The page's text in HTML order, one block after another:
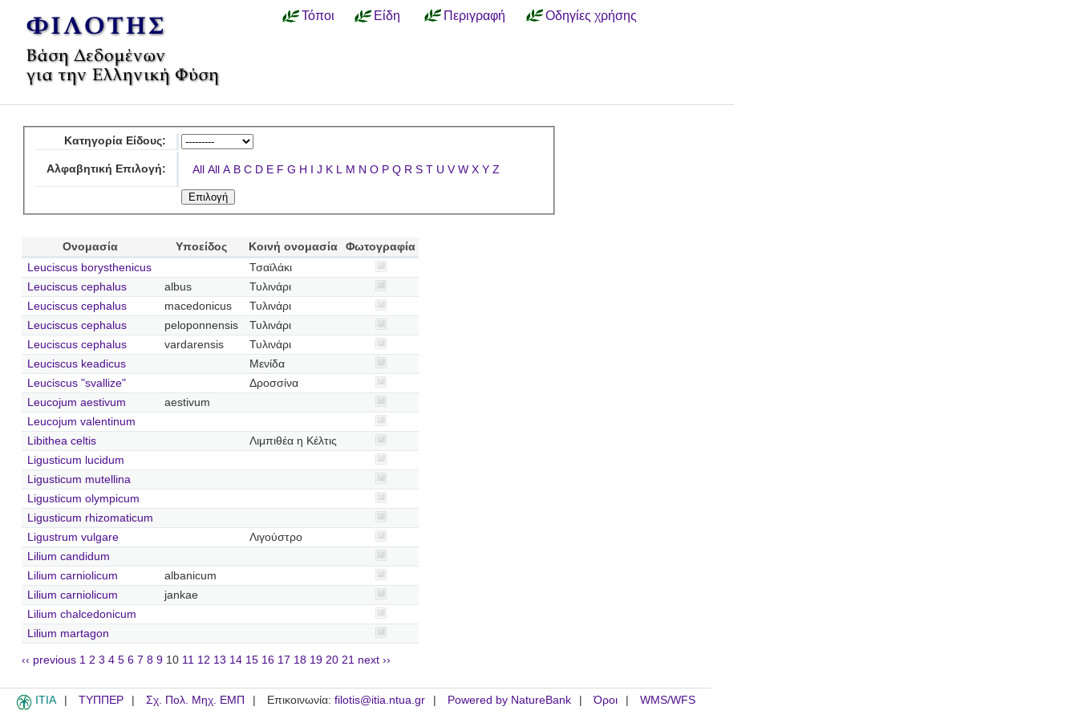
Τόποι Είδη Περιγραφή Οδηγίες χρήσης
Κατηγορία Είδους:
Αλφαβητική Επιλογή: All All A B C D E F G H I J K L M N O P Q R S T U V W X Y Z
Ονομασία Υποείδος Κοινή ονομασία
Φωτογραφία
Leuciscus borysthenicus
Τσαϊλάκι
Leuciscus cephalus
albus
Τυλινάρι
Leuciscus cephalus
macedonicus
Τυλινάρι
Leuciscus cephalus
peloponnensis
Τυλινάρι
Leuciscus cephalus
vardarensis
Τυλινάρι
Leuciscus keadicus
Μενίδα
Leuciscus "svallize"
Δροσσίνα
Leucojum aestivum
aestivum
Leucojum valentinum
Libithea celtis
Λιμπιθέα η Κέλτις
Ligusticum lucidum
Ligusticum mutellina
Ligusticum olympicum
Ligusticum rhizomaticum
Ligustrum vulgare
Λιγούστρο
Lilium candidum
Lilium carniolicum
albanicum
Lilium carniolicum
jankae
Lilium chalcedonicum
Lilium martagon
‹‹ previous 1 2 3 4 5 6 7 8 9 10 11 12 13 14 15 16 17 18 19 20 21 next ››
ITIA ΤΥΠΠΕΡ Σχ. Πολ. Μηχ. ΕΜΠ Επικοινωνία: filotis@itia.ntua.gr Powered by NatureBank Όροι WMS/WFS